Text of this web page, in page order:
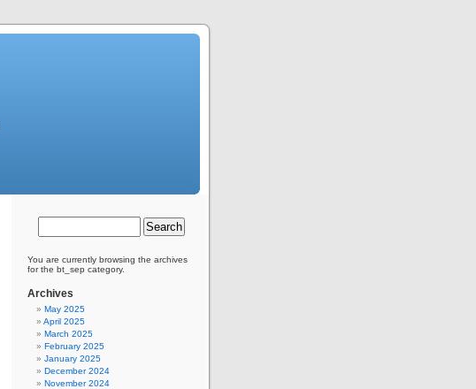
You are currently browsing the archives
for the bt_sep category.
Archives
May 2025
April 2025
March 2025
February 2025
January 2025
December 2024
November 2024